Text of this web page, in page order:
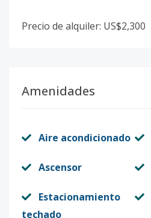
Precio de alquiler: US$2,300
Amenidades
Aire acondicionado
Ascensor
Estacionamiento
techado